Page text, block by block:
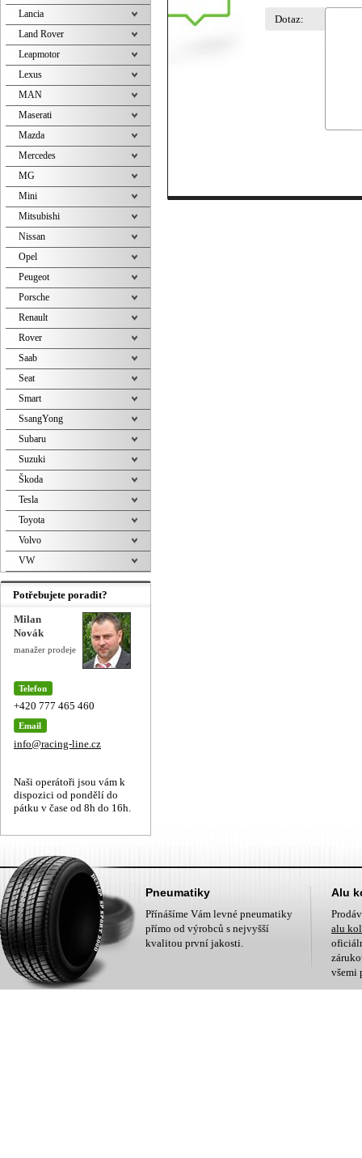
Dotaz:
Lancia
Land Rover
Leapmotor
Lexus
MAN
Maserati
Mazda
Mercedes
MG
Mini
Mitsubishi
Nissan
Opel
Peugeot
Porsche
Renault
Rover
Saab
Seat
Smart
SsangYong
Subaru
Suzuki
Škoda
Tesla
Toyota
Volvo
VW
Potřebujete poradit?
Milan
Novák
manažer prodeje
Telefon
+420 777 465 460
Email
info@racing-line.cz
Naši operátoři jsou vám k
dispozici od pondělí do
pátku v čase od 8h do 16h.
Pneumatiky
Přínášíme Vám levné pneumatiky
přímo od výrobců s nejvyšší
kvalitou první jakosti.
Alu
alu
všemi